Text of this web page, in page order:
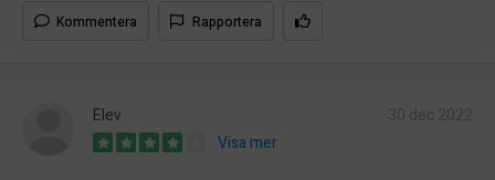
Kommentera Rapportera
Elev
Visa mer